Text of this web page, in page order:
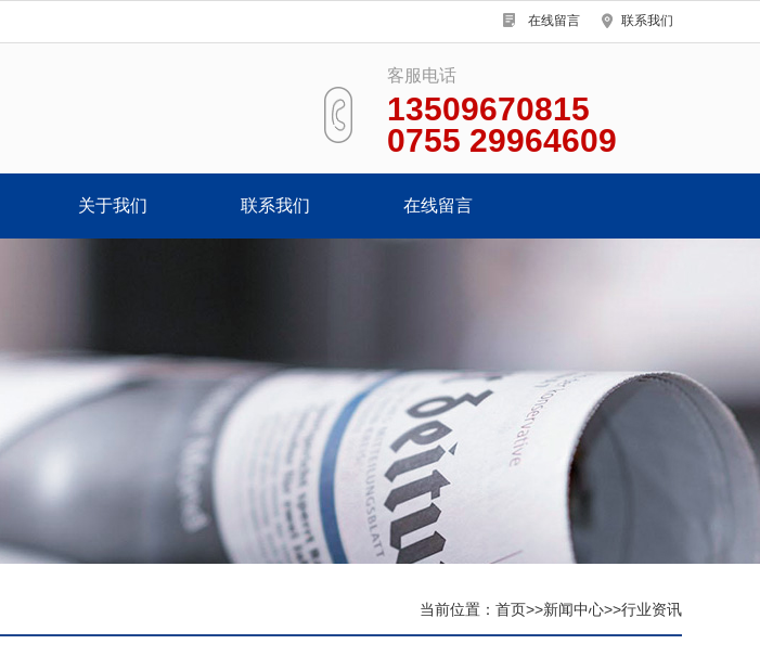
在线留言 联系我们
客服电话
13509670815
0755 29964609
关于我们 联系我们 在线留言
当前位置： 首页>>新闻中心>>行业资讯